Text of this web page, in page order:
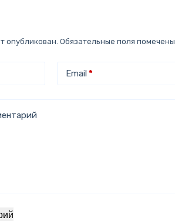
опубликован. Обязательные поля помечены
Email *